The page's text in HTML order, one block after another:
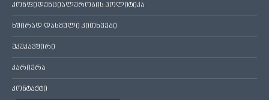
კონფიდენციალურობის პოლიტიკა
ხშირად დასმული კითხვები
უკუკავშირი
კარიერა
კონტაქტი